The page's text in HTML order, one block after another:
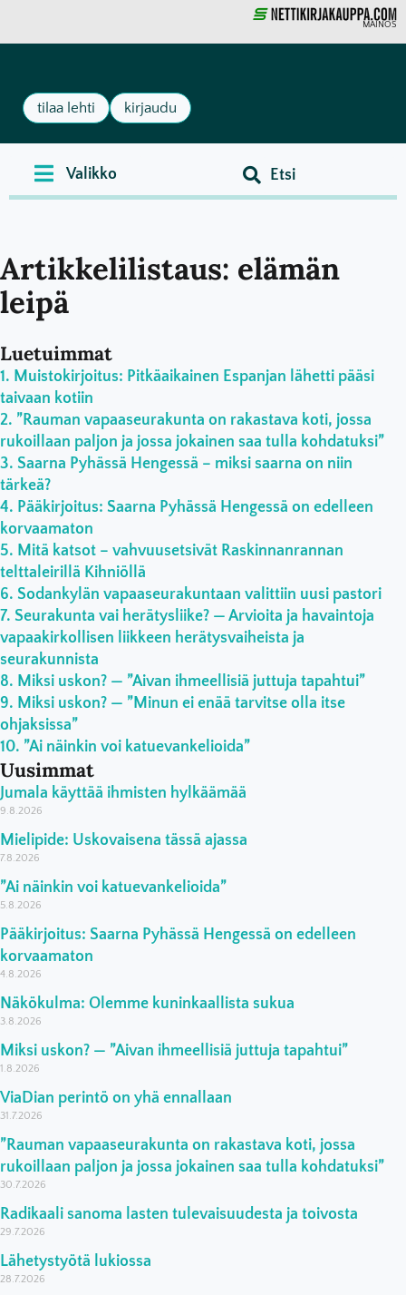
MAINOS
tilaa lehti kirjaudu
Artikkelilistaus: elämän
leipä
Luetuimmat
Muistokirjoitus: Pitkäaikainen Espanjan lähetti pääsi
taivaan kotiin
”Rauman vapaaseurakunta on rakastava koti, jossa
rukoillaan paljon ja jossa jokainen saa tulla kohdatuksi”
Saarna Pyhässä Hengessä – miksi saarna on niin
tärkeä?
Pääkirjoitus: Saarna Pyhässä Hengessä on edelleen
korvaamaton
Mitä katsot – vahvuusetsivät Raskinnanrannan
telttaleirillä Kihniöllä
Sodankylän vapaaseurakuntaan valittiin uusi pastori
Seurakunta vai herätysliike? — Arvioita ja havaintoja
vapaakirkollisen liikkeen herätysvaiheista ja
seurakunnista
Miksi uskon? — ”Aivan ihmeellisiä juttuja tapahtui”
Miksi uskon? — ”Minun ei enää tarvitse olla itse
ohjaksissa”
”Ai näinkin voi katuevankelioida”
Uusimmat
Jumala käyttää ihmisten hylkäämää
9.8.2026
Mielipide: Uskovaisena tässä ajassa
7.8.2026
”Ai näinkin voi katuevankelioida”
5.8.2026
Pääkirjoitus: Saarna Pyhässä Hengessä on edelleen
korvaamaton
4.8.2026
Näkökulma: Olemme kuninkaallista sukua
3.8.2026
Miksi uskon? — ”Aivan ihmeellisiä juttuja tapahtui”
1.8.2026
ViaDian perintö on yhä ennallaan
31.7.2026
”Rauman vapaaseurakunta on rakastava koti, jossa
rukoillaan paljon ja jossa jokainen saa tulla kohdatuksi”
30.7.2026
Radikaali sanoma lasten tulevaisuudesta ja toivosta
29.7.2026
Lähetystyötä lukiossa
28.7.2026